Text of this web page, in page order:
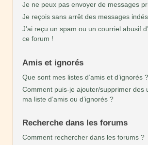
Je ne peux pas envoyer de messages
Je reçois sans arrêt des messages
J’ai reçu un spam ou un courriel abusif
ce forum !
Amis et ignorés
Que sont mes listes d’amis et d’ignorés ?
Comment puis-je ajouter/supprimer des
ma liste d’amis ou d’ignorés ?
Recherche dans les forums
Comment rechercher dans les forums ?